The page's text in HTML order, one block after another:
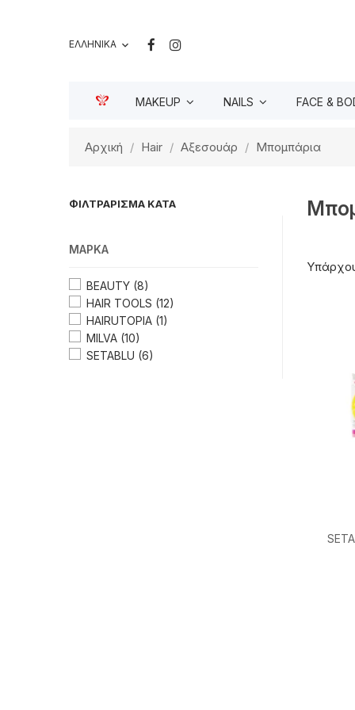
ΕΛΛΗΝΙΚΆ 
MAKEUP NAILS FACE &
Αρχική Hair Αξεσουάρ Μπομπάρια
ΦΙΛΤΡΆΡΙΣΜΑ ΚΑΤΆ
ΜΆΡΚΑ
BEAUTY (8)
HAIR TOOLS (12)
HAIRUTOPIA (1)
MILVA (10)
SETABLU (6)